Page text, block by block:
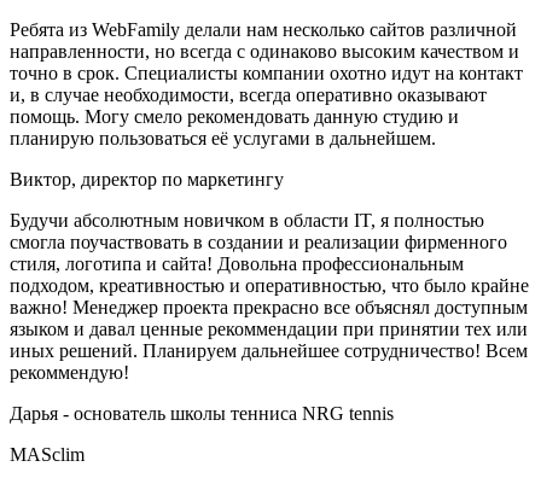
Ребята из WebFamily делали нам несколько сайтов различной
направленности, но всегда с одинаково высоким качеством и
точно в срок. Специалисты компании охотно идут на контакт
и, в случае необходимости, всегда оперативно оказывают
помощь. Могу смело рекомендовать данную студию и
планирую пользоваться её услугами в дальнейшем.
Виктор, директор по маркетингу
Будучи абсолютным новичком в области IT, я полностью
смогла поучаствовать в создании и реализации фирменного
стиля, логотипа и сайта! Довольна профессиональным
подходом, креативностью и оперативностью, что было крайне
важно! Менеджер проекта прекрасно все объяснял доступным
языком и давал ценные рекоммендации при принятии тех или
иных решений. Планируем дальнейшее сотрудничество! Всем
рекоммендую!
Дарья - основатель школы тенниса NRG tennis
MASclim